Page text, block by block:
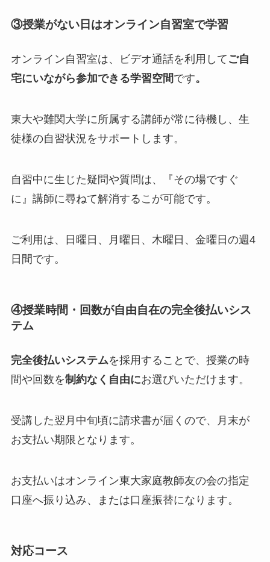
③授業がない日はオンライン自習室で学習
オンライン自習室は、ビデオ通話を利用して ご自
宅にいながら参加できる学習空間です。
東大や難関大学に所属する講師が常に待機し、生
徒様の自習状況をサポートします。
自習中に生じた疑問や質問は、『その場ですぐ
に』講師に尋ねて解消するこが可能です。
ご利用は、日曜日、月曜日、木曜日、金曜日の週4
日間です。
④授業時間・回数が自由自在の完全後払いシス
テム
完全後払いシステムを採用することで、授業の時
間や回数を制約なく自由にお選びいただけます。
受講した翌月中旬頃に請求書が届くので、月末が
お支払い期限となります。
お支払いはオンライン東大家庭教師友の会の指定
口座へ振り込み、または口座振替になります。
対応コース